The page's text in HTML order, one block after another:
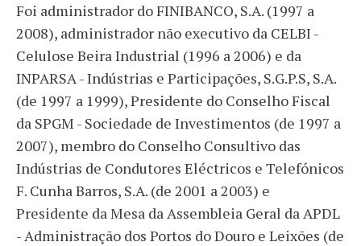
Foi administrador do FINIBANCO, S.A. (1997 a
2008), administrador não executivo da CELBI -
Celulose Beira Industrial (1996 a 2006) e da
INPARSA - Indústrias e Participações, S.G.P.S, S.A.
(de 1997 a 1999), Presidente do Conselho Fiscal
da SPGM - Sociedade de Investimentos (de 1997 a
2007), membro do Conselho Consultivo das
Indústrias de Condutores Eléctricos e Telefónicos
F. Cunha Barros, S.A. (de 2001 a 2003) e
Presidente da Mesa da Assembleia Geral da APDL
- Administração dos Portos do Douro e Leixões (de